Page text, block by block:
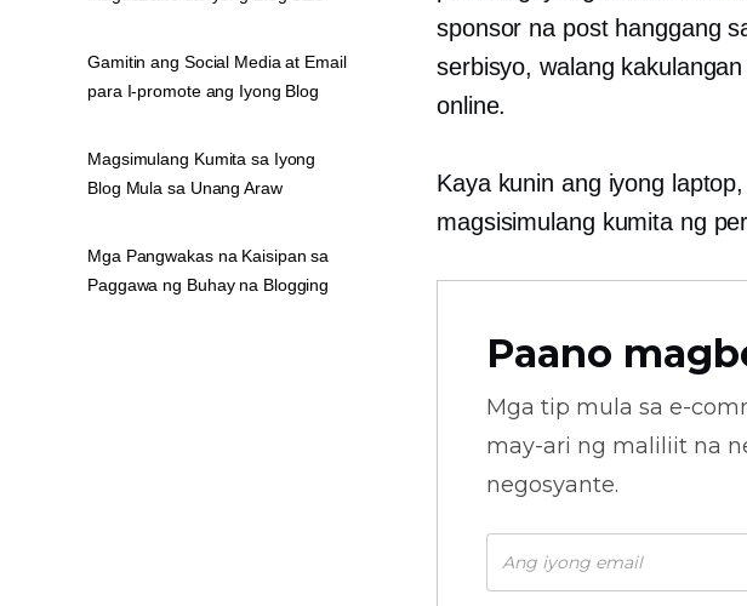
sponsor na post hanggang
serbisyo, walang
online.
Kaya kunin ang iyong
magsisimulang kumita ng
Paano
Mga tip mula sa e-
may-ari ng maliliit na
negosyante.
Gamitin ang Social Media at Email
para I-promote ang Iyong Blog
Magsimulang Kumita sa Iyong
Blog Mula sa Unang Araw
Mga Pangwakas na Kaisipan sa
Paggawa ng Buhay na Blogging